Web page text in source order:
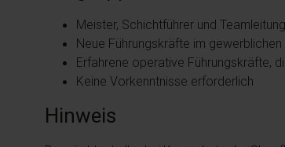
Meister, Schichtführer und
Neue Führungskräfte im
Erfahrene operative Führungskräfte,
Keine Vorkenntnisse erforderlich
Hinweis